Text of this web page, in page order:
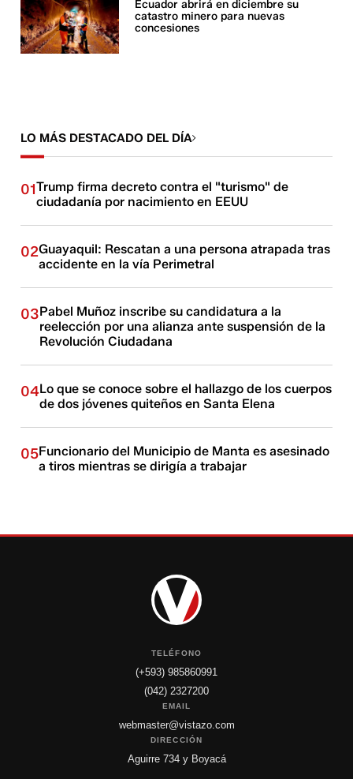
Ecuador abrirá en diciembre su
catastro minero para nuevas
concesiones
LO MÁS DESTACADO DEL DÍA
01Trump firma decreto contra el "turismo" de
ciudadanía por nacimiento en EEUU
02Guayaquil: Rescatan a una persona atrapada tras
accidente en la vía Perimetral
03Pabel Muñoz inscribe su candidatura a la
reelección por una alianza ante suspensión de la
Revolución Ciudadana
04Lo que se conoce sobre el hallazgo de los cuerpos
de dos jóvenes quiteños en Santa Elena
05Funcionario del Municipio de Manta es asesinado
a tiros mientras se dirigía a trabajar
TELÉFONO
(+593) 985860991
(042) 2327200
EMAIL
webmaster@vistazo.com
DIRECCIÓN
Aguirre 734 y Boyacá